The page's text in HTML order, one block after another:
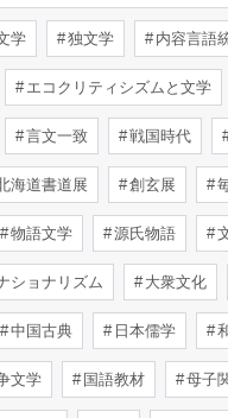
学 独文学 内容言語
エコクリティシズムと文学
言文一致 戦国時代
海道書道展 創玄展
物語文学 源氏物語
ショナリズム 大衆文化
中国古典 日本儒学
文学 国語教材 母子